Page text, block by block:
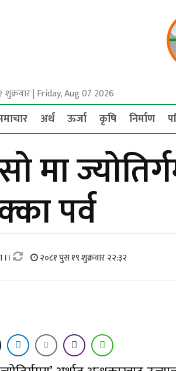
शुक्रवार| Friday, Aug 07 2026
अर्थ ऊर्जा कृषि निर्माण
मा
पर्व
२०८१ पुस १९ शुक्रवार २२:३२